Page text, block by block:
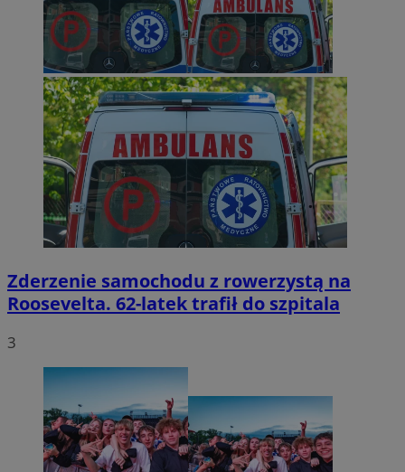
Zderzenie samochodu z rowerzystą na
Roosevelta. 62-latek trafił do szpitala
3